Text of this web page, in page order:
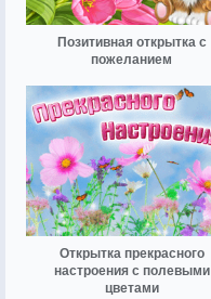
Позитивная открытка с
пожеланием
Открытка прекрасного
настроения с полевыми
цветами